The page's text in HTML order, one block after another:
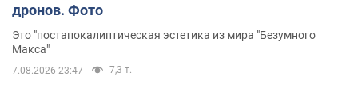
дронов. Фото
Это "постапокалиптическая эстетика из мира "Безумного
Макса"
7.08.2026 23:47 7,3 т.